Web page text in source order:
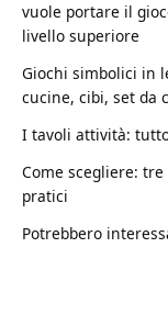
vuole portare il
livello superiore
Giochi simbolici in
cucine, cibi, set da
I tavoli attività:
Come scegliere:
pratici
Potrebbero